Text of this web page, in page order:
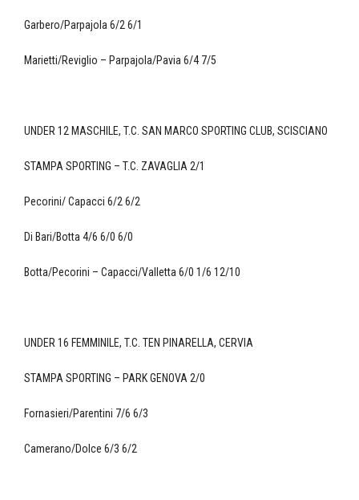
Garbero/Parpajola 6/2 6/1
Marietti/Reviglio – Parpajola/Pavia 6/4 7/5
UNDER 12 MASCHILE, T.C. SAN MARCO SPORTING CLUB, SCISCIANO
STAMPA SPORTING – T.C. ZAVAGLIA 2/1
Pecorini/ Capacci 6/2 6/2
Di Bari/Botta 4/6 6/0 6/0
Botta/Pecorini – Capacci/Valletta 6/0 1/6 12/10
UNDER 16 FEMMINILE, T.C. TEN PINARELLA, CERVIA
STAMPA SPORTING – PARK GENOVA 2/0
Fornasieri/Parentini 7/6 6/3
Camerano/Dolce 6/3 6/2